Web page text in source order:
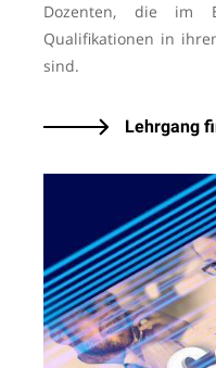
Dozenten, die im
Qualifikationen in
sind.
Lehrgang